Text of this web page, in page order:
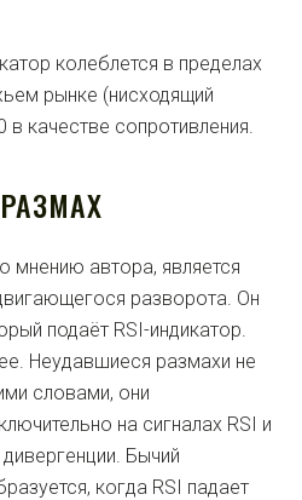
колеблется в пределах
рынке (нисходящий
в качестве сопротивления.
мнению автора, является
разворота. Он
подаёт RSI-индикатор.
Неудавшиеся размахи не
словами, они
на сигналах RSI и
Бычий
когда RSI падает